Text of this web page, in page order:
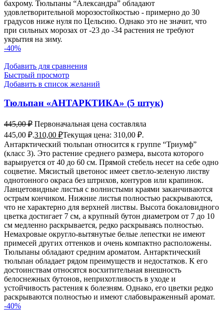
бахрому. Тюльпаны “Александра” обладают
удовлетворительной морозостойкостью - примерно до 30
градусов ниже нуля по Цельсию. Однако это не значит, что
при сильных морозах от -23 до -34 растения не требуют
укрытия на зиму.
-40%
Добавить для сравнения
Быстрый просмотр
Добавить в список желаний
Тюльпан «АНТАРКТИКА» (5 штук)
445,00₽ Первоначальная цена составляла
445,00 ₽.310,00 ₽Текущая цена: 310,00 ₽.
Антарктический тюльпан относится к группе “Триумф”
(класс 3). Это растение среднего размера, высота которого
варьируется от 40 до 60 см. Прямой стебель несет на себе одно
соцветие. Мясистый цветонос имеет светло-зеленую листву
однотонного окраса без штрихов, контуров или крапинок.
Ланцетовидные листья с волнистыми краями заканчиваются
острым кончиком. Нижние листья полностью раскрываются,
что не характерно для верхней листвы. Высота бокаловидного
цветка достигает 7 см, а крупный бутон диаметром от 7 до 10
см медленно раскрывается, редко раскрываясь полностью.
Немахровые округло-вытянутые белые лепестки не имеют
примесей других оттенков и очень компактно расположены.
Тюльпаны обладают средним ароматом. Антарктический
тюльпан обладает рядом преимуществ и недостатков. К его
достоинствам относятся восхитительная внешность
белоснежных бутонов, неприхотливость в уходе и
устойчивость растения к болезням. Однако, его цветки редко
раскрываются полностью и имеют слабовыраженный аромат.
-40%